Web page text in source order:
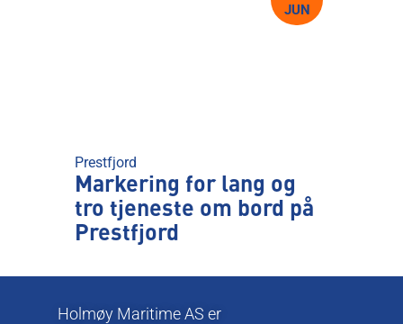
JUN
Prestfjord
Markering for lang og
tro tjeneste om bord på
Prestfjord
Holmøy Maritime AS er